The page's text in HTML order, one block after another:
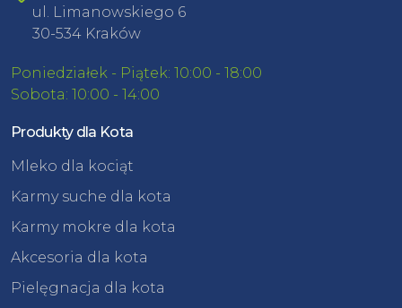
ul. Limanowskiego 6
30-534 Kraków
Poniedziałek - Piątek: 10:00 - 18:00
Sobota: 10:00 - 14:00
Produkty dla Kota
Mleko dla kociąt
Karmy suche dla kota
Karmy mokre dla kota
Akcesoria dla kota
Pielęgnacja dla kota